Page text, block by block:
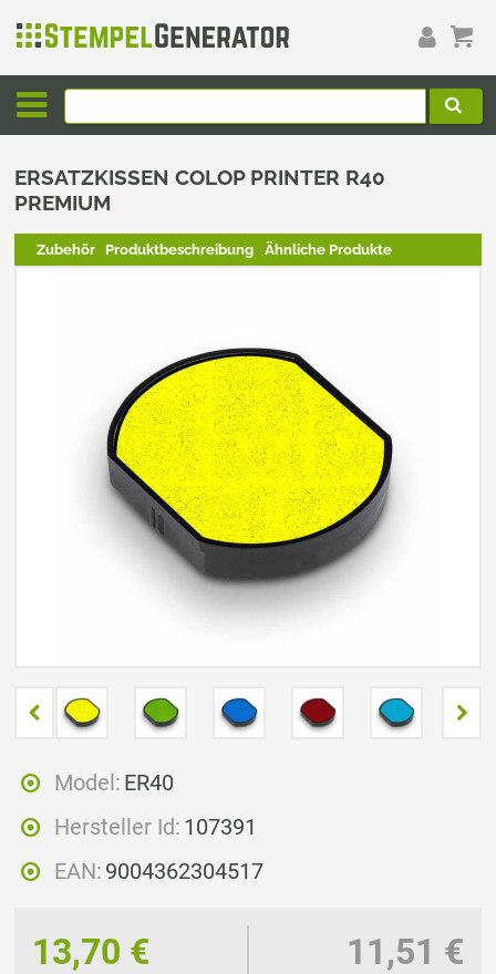
ERSATZKISSEN COLOP PRINTER R40
PREMIUM
Zubehör Produktbeschreibung Ähnliche Produkte
Model: ER40
Hersteller Id: 107391
EAN: 9004362304517
13,70 € 11,51 €